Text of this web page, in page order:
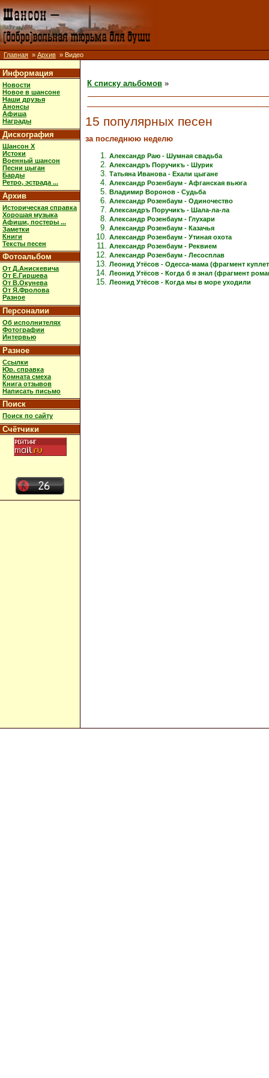
Главная » Архив » Видео
Информация
Новости
Новое в шансоне
Наши друзья
Анонсы
Афиша
Награды
Дискография
Шансон X
Истоки
Военный шансон
Песни цыган
Барды
Ретро, эстрада ...
Архив
Историческая справка
Хорошая музыка
Афиши, постеры ...
Заметки
Книги
Тексты песен
Фотоальбом
От Д.Анискевича
От Е.Гиршева
От В.Окунева
От Я.Фролова
Разное
Персоналии
Об исполнителях
Фотографии
Интервью
Разное
Ссылки
Юр. справка
Комната смеха
Книга отзывов
Написать письмо
Поиск
Поиск по сайту
Счётчики
К списку альбомов »
15 популярных песен
за последнюю неделю
Александр Раю - Шумная свадьба
Александръ Поручикъ - Шурик
Татьяна Иванова - Ехали цыгане
Александр Розенбаум - Афганская вьюга
Владимир Воронов - Судьба
Александр Розенбаум - Одиночество
Александръ Поручикъ - Шала-ла-ла
Александр Розенбаум - Глухари
Александр Розенбаум - Казачья
Александр Розенбаум - Утиная охота
Александр Розенбаум - Реквием
Александр Розенбаум - Лесосплав
Леонид Утёсов - Одесса-мама (фрагмент
Леонид Утёсов - Когда б я знал (фрагмент
Леонид Утёсов - Когда мы в море уходили